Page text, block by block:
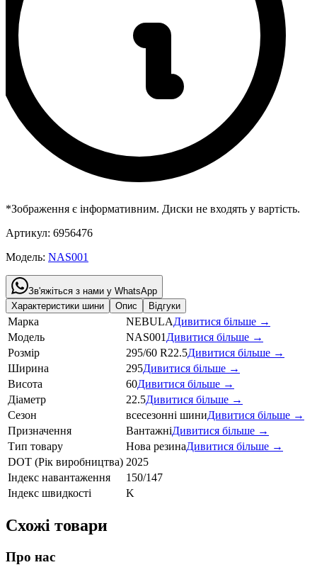
*Зображення є інформативним. Диски не входять у вартість.
Артикул: 6956476
Модель: NAS001
Зв'яжіться з нами у WhatsApp
Характеристики шини
Опис Відгуки
Марка NEBULAДивитися більше →
Модель
NAS001 Дивитися більше →
Розмір
295/60 R22.5Дивитися більше →
Ширина
295Дивитися більше →
Висота
60Дивитися більше →
Діаметр
22.5Дивитися більше →
Сезон
всесезонні шиниДивитися більше →
Призначення
ВантажніДивитися більше →
Тип товару
Нова резинаДивитися більше →
DOT (Рік виробництва) 2025
Індекс навантаження
150/147
Індекс швидкості
K
Схожі товари
Про нас